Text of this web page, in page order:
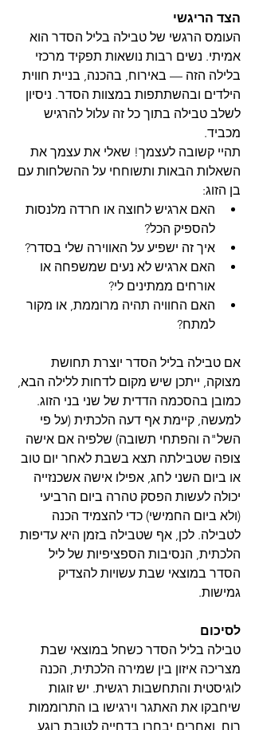
הצד הריגשי
העומס הרגשי של טבילה בליל הסדר הוא
אמיתי. נשים רבות נושאות תפקיד מרכזי
בלילה הזה — באירוח, בהכנה, בניית חווית
הילדים ובהשתתפות במצוות הסדר. ניסיון
לשלב טבילה בתוך כל זה עלול להרגיש
מכביד.
תהיי קשובה לעצמך! שאלי את עצמך את
השאלות הבאות ותשוחחי על ההשלחות עם
בן הזוג:
האם ארגיש לחוצה או חרדה מלנסות
להספיק הכל?
איך זה ישפיע על האווירה שלי בסדר?
האם ארגיש לא נעים שמשפחה או
אורחים ממתינים לי?
האם החוויה תהיה מרוממת, או מקור
למתח?
אם טבילה בליל הסדר יוצרת תחושת
מצוקה, ייתכן שיש מקום לדחות ללילה הבא,
כמובן בהסכמה הדדית של שני בני הזוג.
למעשה, קיימת אף דעה הלכתית (על פי
השל"ה והפתחי תשובה) שלפיה אם אישה
צופה שטבילתה תצא בשבת לאחר יום טוב
או ביום השני לחג, אפילו אישה אשכנזייה
יכולה לעשות הפסק טהרה ביום הרביעי
(ולא ביום החמישי) כדי להצמיד הכנה
לטבילה. לכן, אף שטבילה בזמן היא עדיפות
הלכתית, הנסיבות הספציפיות של ליל
הסדר במוצאי שבת עשויות להצדיק
גמישות.
לסיכום
טבילה בליל הסדר כשחל במוצאי שבת
מצריכה איזון בין שמירה הלכתית, הכנה
לוגיסטית והתחשבות רגשית. יש זוגות
שיחבקו את האתגר וירגישו בו התרוממות
רוח, ואחרים יבחרו בדחייה לטובת רוגע